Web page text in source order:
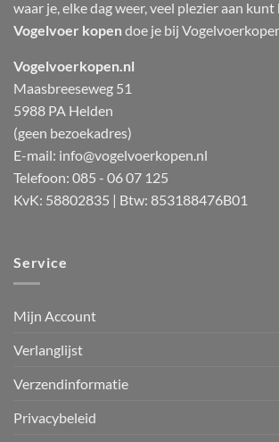
waar je, elke dag weer, veel plezier aan kunt
Vogelvoer kopendoe je bij
Vogelvoerkopen.nl
Maasbreeseweg 51
5988 PA Helden
(geen bezoekadres)
E-mail: info@vogelvoerkopen.nl
Telefoon: 085 - 06 07 125
KvK: 58802835 | Btw: 853188476B01
Service
Mijn Account
Verlanglijst
Verzendinformatie
Privacybeleid